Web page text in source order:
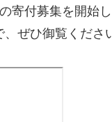
寄付募集を開始
ぜひ御覧くださ